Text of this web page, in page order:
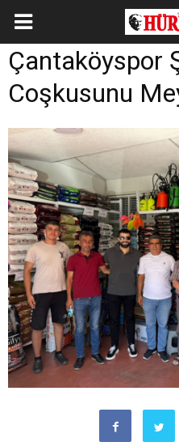
Çantaköyspor
Coşkusunu